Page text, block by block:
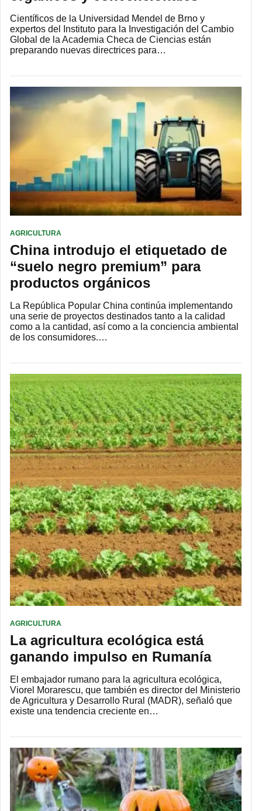
Científicos de la Universidad Mendel de Brno y
expertos del Instituto para la Investigación del Cambio
Global de la Academia Checa de Ciencias están
preparando nuevas directrices para…
AGRICULTURA
China introdujo el etiquetado de
“suelo negro premium” para
productos orgánicos
La República Popular China continúa implementando
una serie de proyectos destinados tanto a la calidad
como a la cantidad, así como a la conciencia ambiental
de los consumidores.…
AGRICULTURA
La agricultura ecológica está
ganando impulso en Rumanía
El embajador rumano para la agricultura ecológica,
Viorel Morarescu, que también es director del Ministerio
de Agricultura y Desarrollo Rural (MADR), señaló que
existe una tendencia creciente en…